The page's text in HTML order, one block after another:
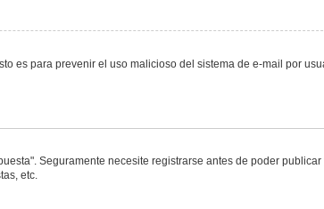
es para prevenir el uso malicioso del sistema de e-mail por
Seguramente necesite registrarse antes de poder publicar
etc.